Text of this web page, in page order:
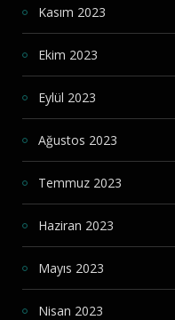
Kasım 2023
Ekim 2023
Eylül 2023
Ağustos 2023
Temmuz 2023
Haziran 2023
Mayıs 2023
Nisan 2023